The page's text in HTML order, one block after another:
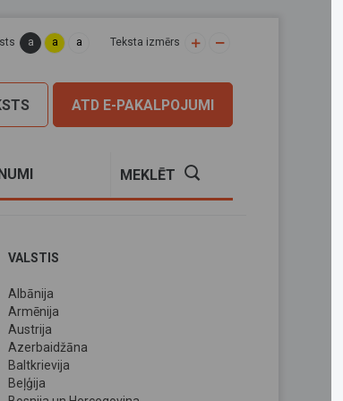
a a a Teksta izmērs
ATD E-PAKALPOJUMI
MEKLĒT
VALSTIS
Albānija
Armēnija
Austrija
Azerbaidžāna
Baltkrievija
Beļģija